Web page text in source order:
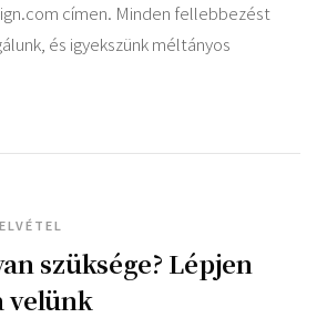
címen. Minden fellebbezést
és igyekszünk méltányos
szüksége? Lépjen
velünk